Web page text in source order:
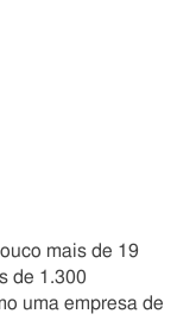
mais de 19
de 1.300
uma empresa de